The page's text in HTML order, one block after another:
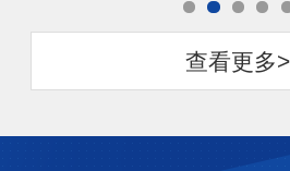
查看更多